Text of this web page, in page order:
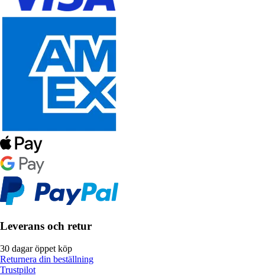
Leverans och retur
30 dagar öppet köp
Returnera din beställning
Trustpilot